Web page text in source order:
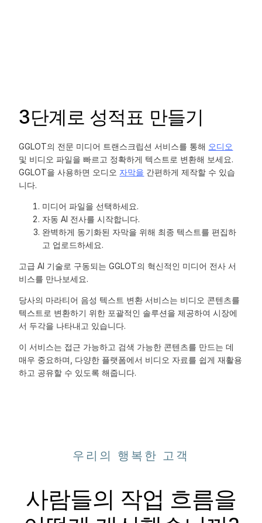
3단계로 성적표 만들기
GGLOT의 전문 미디어 트랜스크립션 서비스를 통해 오디오
및 비디오 파일을 빠르고 정확하게 텍스트로 변환해 보세요.
GGLOT을 사용하면 오디오 자막을 간편하게 제작할 수 있습
니다.
미디어 파일을 선택하세요.
자동 AI 전사를 시작합니다.
완벽하게 동기화된 자막을 위해 최종 텍스트를 편집하
고 업로드하세요.
고급 AI 기술로 구동되는 GGLOT의 혁신적인 미디어 전사 서
비스를 만나보세요.
당사의 마라티어 음성 텍스트 변환 서비스는 비디오 콘텐츠를
텍스트로 변환하기 위한 포괄적인 솔루션을 제공하여 시장에
서 두각을 나타내고 있습니다.
이 서비스는 접근 가능하고 검색 가능한 콘텐츠를 만드는 데
매우 중요하며, 다양한 플랫폼에서 비디오 자료를 쉽게 재활용
하고 공유할 수 있도록 해줍니다.
우리의 행복한 고객
사람들의 작업 흐름을